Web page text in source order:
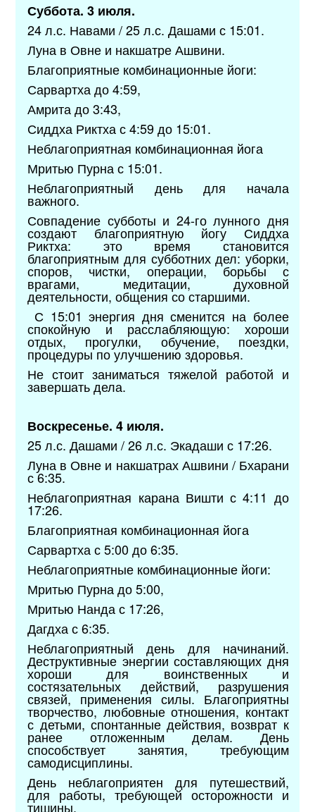
Суббота. 3 июля.
24 л.с. Навами / 25 л.с. Дашами с 15:01.
Луна в Овне и накшатре Ашвини.
Благоприятные комбинационные йоги:
Сарвартха до 4:59,
Амрита до 3:43,
Сиддха Риктха с 4:59 до 15:01.
Неблагоприятная комбинационная йога
Мритью Пурна с 15:01.
Неблагоприятный день для начала
важного.
Совпадение субботы и 24-го лунного дня
создают благоприятную йогу Сиддха
Риктха: это время становится
благоприятным для субботних дел: уборки,
споров, чистки, операции, борьбы с
врагами, медитации, духовной
деятельности, общения со старшими.
С 15:01 энергия дня сменится на более
спокойную и расслабляющую: хороши
отдых, прогулки, обучение, поездки,
процедуры по улучшению здоровья.
Не стоит заниматься тяжелой работой и
завершать дела.
Воскресенье. 4 июля.
25 л.с. Дашами / 26 л.с. Экадаши с 17:26.
Луна в Овне и накшатрах Ашвини / Бхарани
с 6:35.
Неблагоприятная карана Вишти с 4:11 до
17:26.
Благоприятная комбинационная йога
Сарвартха с 5:00 до 6:35.
Неблагоприятные комбинационные йоги:
Мритью Пурна до 5:00,
Мритью Нанда с 17:26,
Дагдха с 6:35.
Неблагоприятный день для начинаний.
Деструктивные энергии составляющих дня
хороши для воинственных и
состязательных действий, разрушения
связей, применения силы. Благоприятны
творчество, любовные отношения, контакт
с детьми, спонтанные действия, возврат к
ранее отложенным делам. День
способствует занятия, требующим
самодисциплины.
День неблагоприятен для путешествий,
для работы, требующей осторожности и
тишины.